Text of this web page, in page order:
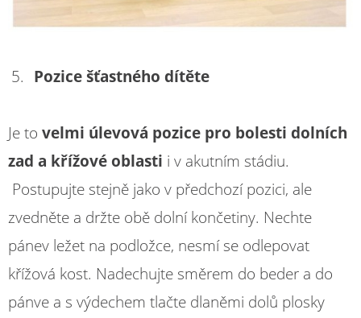
Pozice šťastného dítěte
Je to velmi úlevová pozice pro bolesti dolních
zad a křížové oblasti i v akutním stádiu.
Postupujte stejně jako v předchozí pozici, ale
zvedněte a držte obě dolní končetiny. Nechte
pánev ležet na podložce, nesmí se odlepovat
křížová kost. Nadechujte směrem do beder a do
pánve a s výdechem tlačte dlaněmi dolů plosky